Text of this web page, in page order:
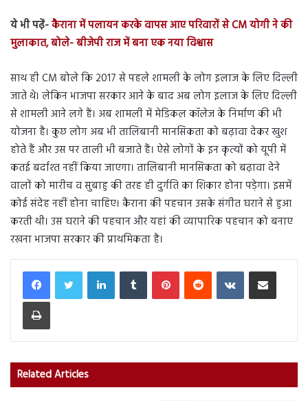
ये भी पढ़ें-कैराना में पलायन करके वापस आए परिवारों से CM योगी ने की
मुलाकात, बोले- बीजेपी राज में बना एक नया विश्वास
साथ ही CM बोले कि 2017 से पहले शामली के लोग इलाज के लिए दिल्ली
जाते थे। लेकिन भाजपा सरकार आने के बाद अब लोग इलाज के लिए दिल्ली
से शामली आने लगे हैं। अब शामली में मेडिकल कॉलेज के निर्माण की भी
योजना है। कुछ लोग अब भी तालिबानी मानसिकता को बढ़ावा देकर खुश
होते हैं और उस पर ताली भी बजाते हैं। ऐसे लोगों के इन कृत्यों को यूपी में
कतई बर्दाश्त नहीं किया जाएगा। तालिबानी मानसिकता को बढ़ावा देने
वालों को मारीच व सुबाहु की तरह ही दुर्गति का शिकार होना पड़ेगा। इसमें
कोई संदेह नहीं होना चाहिए। कैराना की पहचान उसके संगीत घराने से हुआ
करती थी। उस घराने की पहचान और यहां की व्यापारिक पहचान को बनाए
रखना भाजपा सरकार की प्राथमिकता है।
LinkedInTumblr PinterestReddit VKontakteShare via Email
Print
Related Articles